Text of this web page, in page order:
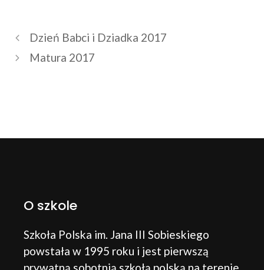
Dzień Babci i Dziadka 2017
Matura 2017
O szkole
Szkoła Polska im. Jana III Sobieskiego
powstała w 1995 roku i jest pierwszą